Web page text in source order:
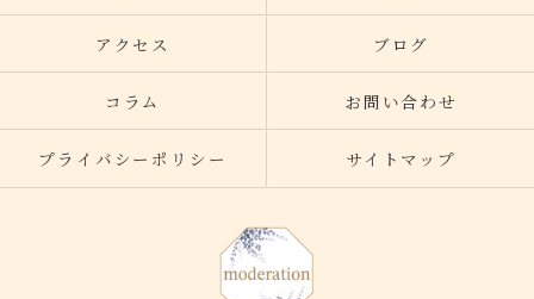
アクセス ブログ
コラム お問い合わせ
プライバシーポリシー サイトマップ